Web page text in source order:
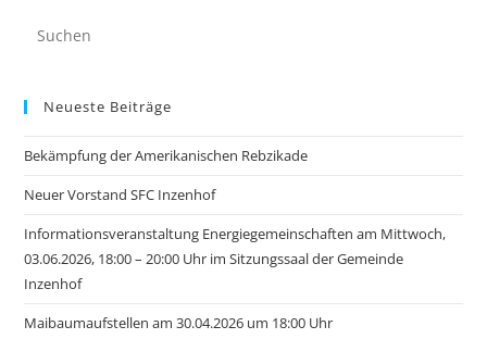
Neueste Beiträge
Bekämpfung der Amerikanischen Rebzikade
Neuer Vorstand SFC Inzenhof
Informationsveranstaltung Energiegemeinschaften am Mittwoch,
03.06.2026, 18:00 – 20:00 Uhr im Sitzungssaal der Gemeinde
Inzenhof
Maibaumaufstellen am 30.04.2026 um 18:00 Uhr